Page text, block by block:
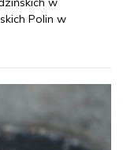
Polin w